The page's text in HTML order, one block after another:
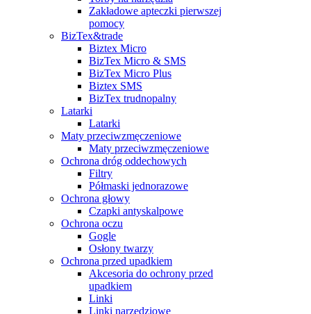
Zakładowe apteczki pierwszej
pomocy
BizTex&trade
Biztex Micro
BizTex Micro & SMS
BizTex Micro Plus
Biztex SMS
BizTex trudnopalny
Latarki
Latarki
Maty przeciwzmęczeniowe
Maty przeciwzmęczeniowe
Ochrona dróg oddechowych
Filtry
Półmaski jednorazowe
Ochrona głowy
Czapki antyskalpowe
Ochrona oczu
Gogle
Osłony twarzy
Ochrona przed upadkiem
Akcesoria do ochrony przed
upadkiem
Linki
Linki narzędziowe